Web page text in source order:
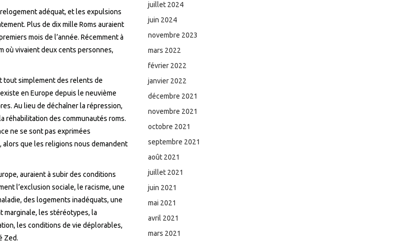
adéquat, et les expulsions
Plus de dix mille Roms auraient
mois de l’année. Récemment à
où vivaient deux cents personnes,
tout simplement des relents de
en Europe depuis le neuvième
Au lieu de déchaîner la répression,
réhabilitation des communautés roms.
ne se sont pas exprimées
que les religions nous demandent
auraient à subir des conditions
l’exclusion sociale, le racisme, une
des logements inadéquats, une
marginale, les stéréotypes, la
les conditions de vie déplorables,
Zed.
juillet 2024
juin 2024
novembre 2023
mars 2022
février 2022
janvier 2022
décembre 2021
novembre 2021
octobre 2021
septembre 2021
août 2021
juillet 2021
juin 2021
mai 2021
avril 2021
mars 2021